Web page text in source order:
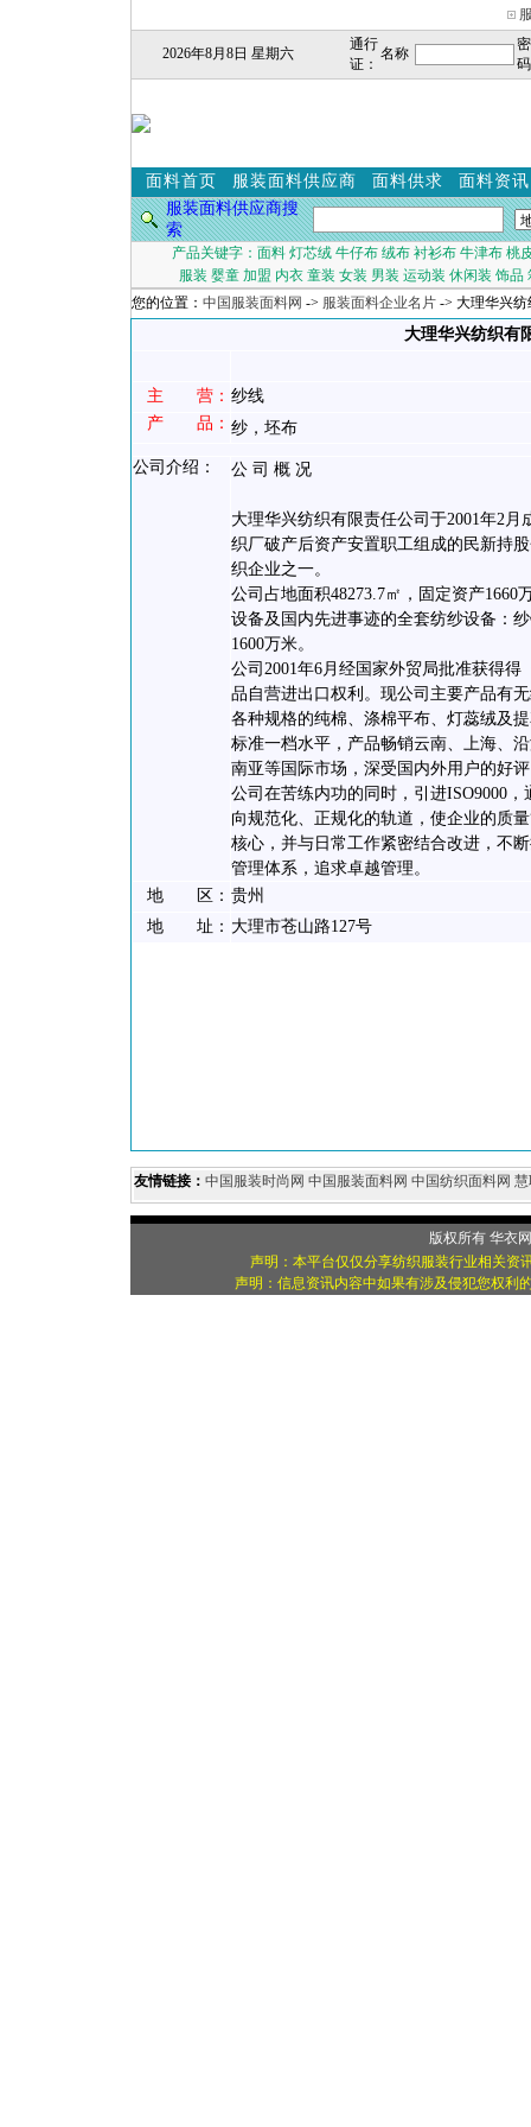
2026年8月8日 星期六
通行
证：
名称
密
码
面料首页 服装面料供应商 面料供求
面料资讯
服装面料供应商搜
索
产品关键字： 面料 灯芯绒 牛仔布 绒布 衬衫布 牛津布 桃
服装 婴童 加盟 内衣 童装 女装 男装 运动装 休闲装 饰品
您的位置： 中国服装面料网 -> 服装面料企业名片 -> 大理华兴
大理华兴纺织有
主 营： 纱线
产 品： 纱，坯布
公司介绍： 公 司 概 况
大理华兴纺织有限责任公司于2001年2
织厂破产后资产安置职工组成的民新持
织企业之一。
公司占地面积48273.7㎡，固定资产
设备及国内先进事迹的全套纺纱设备：
1600万米。
公司2001年6月经国家外贸局批准获得
品自营进出口权利。现公司主要产品有
各种规格的纯棉、涤棉平布、灯蕊绒及
标准一档水平，产品畅销云南、上海、
南亚等国际市场，深受国内外用户的好
公司在苦练内功的同时，引进ISO9000
向规范化、正规化的轨道，使企业的质
核心，并与日常工作紧密结合改进，不
管理体系，追求卓越管理。
地 区： 贵州
地 址： 大理市苍山路127号
友情链接： 中国服装时尚网 中国服装面料网 中国纺织面料网
版权所有 华衣网
声明：本平台仅仅分享纺织服装行业相关资
声明：信息资讯内容中如果有涉及侵犯您权利